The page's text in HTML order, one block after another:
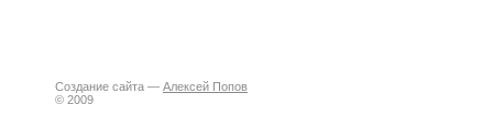
Создание сайта — Алексей Попов
© 2009